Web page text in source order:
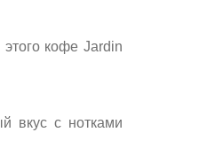
кофе Jardin
вкус с нотками